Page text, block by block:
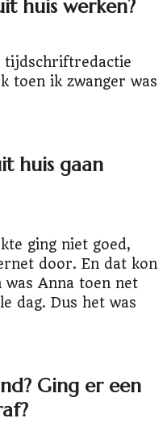
huis werken?
tijdschriftredactie
toen ik zwanger was
huis gaan
ging niet goed,
door. En dat kon
was Anna toen net
dag. Dus het was
Ging er een